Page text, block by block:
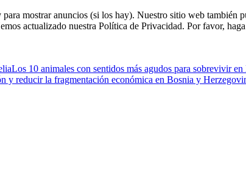
mostrar anuncios (si los hay). Nuestro sitio web también
actualizado nuestra Política de Privacidad. Por favor,
Los 10 animales con sentidos más agudos para sobrevivir en
y reducir la fragmentación económica en Bosnia y